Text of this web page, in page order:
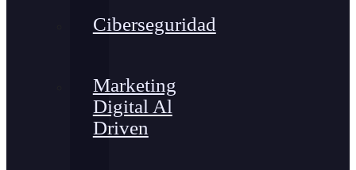
Ciberseguridad
Marketing
Digital Al
Driven